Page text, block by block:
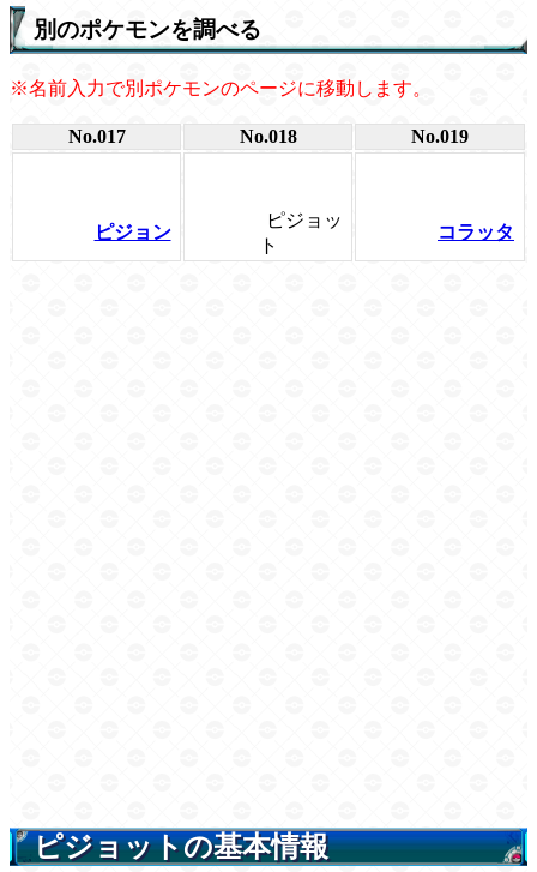
別のポケモンを調べる
※名前入力で別ポケモンのページに移動します。
No.017 No.018 No.019
ピジョン
ピジョッ
ト
コラッタ
ピジョットの基本情報